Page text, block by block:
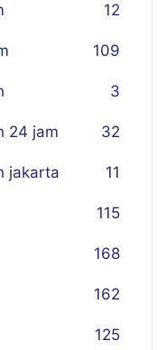
12
109
3
24 jam 32
jakarta 11
115
168
162
125